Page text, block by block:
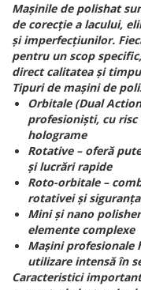
Mașinile de polishat
de corecție a lacului,
și imperfecțiunilor.
pentru un scop
direct calitatea și
Tipuri de mașini de
Orbitale (Dual
profesioniști, cu
holograme
Rotative – oferă
și lucrări rapide
Roto-orbitale –
rotativei și
Mini și nano
elemente complexe
Mașini profesionale
utilizare intensă în
Caracteristici